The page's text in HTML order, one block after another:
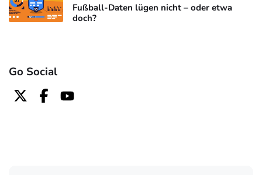
Fußball-Daten lügen nicht – oder etwa
doch?
Go Social